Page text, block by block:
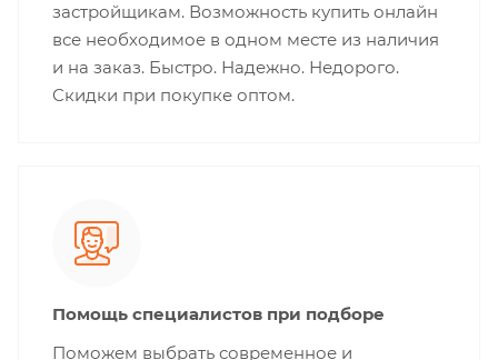
застройщикам. Возможность купить онлайн
все необходимое в одном месте из наличия
и на заказ. Быстро. Надежно. Недорого.
Скидки при покупке оптом.
Помощь специалистов при подборе
Поможем выбрать современное и